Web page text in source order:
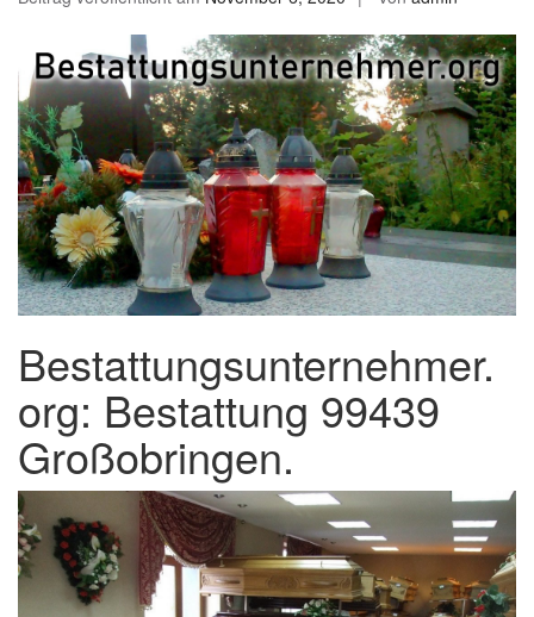
Bestattungsunternehmer.
org: Bestattung 99439
Großobringen.